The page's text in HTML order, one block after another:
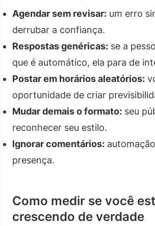
Agendar sem revisar: um erro
derrubar a confiança.
Respostas genéricas: se a
que é automático, ela para de
Postar em horários aleatórios:
oportunidade de criar
Mudar demais o formato: seu
reconhecer seu estilo.
Ignorar comentários:
presença.
Como medir se você
crescendo de verdade